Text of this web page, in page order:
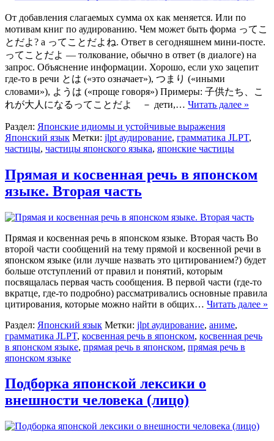
От добавления слагаемых сумма ох как меняется. Или по
мотивам книг по аудированию. Чем может быть форма ってこ
とだよ? а ってことだよね. Ответ в сегодняшнем мини-посте.
ってことだよ — толкование, обычно в ответ (в диалоге) на
запрос. Объяснение информации. Хорошо, если ухо зацепит
где-то в речи とは («это означает»), つまり («иными
словами»), ようは («проще говоря») Примеры: 子供たち、こ
れが大人になるってことだよ － дети,… Читать далее »
Раздел: Японские идиомы и устойчивые выражения
Японский язык Метки: jlpt аудирование, грамматика JLPT,
частицы, частицы японского языка, японские частицы
Прямая и косвенная речь в японском
языке. Вторая часть
Прямая и косвенная речь в японском языке. Вторая часть Во
второй части сообщений на тему прямой и косвенной речи в
японском языке (или лучше назвать это цитированием?) будет
больше отступлений от правил и понятий, которым
посвящалась первая часть сообщения. В первой части (где-то
вкратце, где-то подробно) рассматривались основные правила
цитирования, которые можно найти в общих… Читать далее »
Раздел: Японский язык Метки: jlpt аудирование, аниме,
грамматика JLPT, косвенная речь в японском, косвенная речь
в японском языке, прямая речь в японском, прямая речь в
японском языке
Подборка японской лексики о
внешности человека (лицо)